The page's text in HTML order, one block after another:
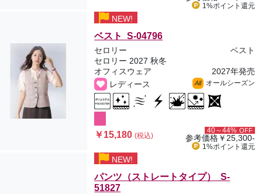
1%ポイント 還元
NEW!
ベスト S-04796
セロリー
ベスト
セロリー 2027 秋冬
オフィスウェア
2027年発売
レディース
All オールシーズン
￥15,180(税込)
40～44% OFF
参考価格￥25,300-
1%ポイント 還元
NEW!
パンツ（ストレートタイプ） S-
51827